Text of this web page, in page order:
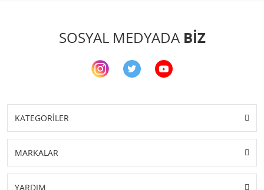
SOSYAL MEDYADA BİZ
KATEGORİLER
MARKALAR
YARDIM